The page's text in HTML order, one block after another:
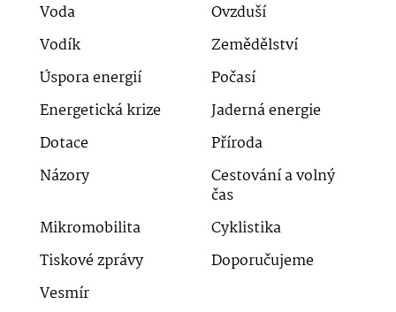
Voda
Ovzduší
Vodík
Zemědělství
Úspora energií
Počasí
Energetická krize
Jaderná energie
Dotace
Příroda
Názory
Cestování a volný
čas
Mikromobilita
Cyklistika
Tiskové zprávy
Doporučujeme
Vesmír